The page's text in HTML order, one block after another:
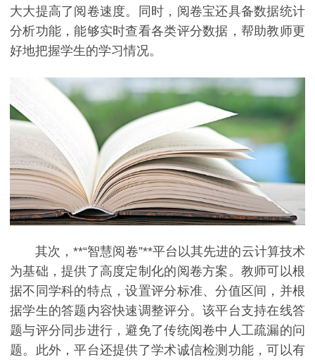
大大提高了阅卷速度。同时，阅卷宝还具备数据统计
分析功能，能够实时查看各类评分数据，帮助教师更
好地把握学生的学习情况。
其次，**“智慧阅卷”**平台以其先进的云计算技术
为基础，提供了高度定制化的阅卷方案。教师可以根
据不同学科的特点，设置评分标准、分值区间，并根
据学生的答题内容快速调整评分。该平台支持在线答
题与评分同步进行，避免了传统阅卷中人工疏漏的问
题。此外，平台还提供了学术诚信检测功能，可以有